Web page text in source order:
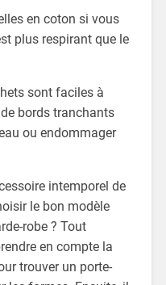
en coton si vous
plus respirant que le
sont faciles à
de bords tranchants
ou endommager
intemporel de
le bon modèle
robe ? Tout
en compte la
trouver un porte-